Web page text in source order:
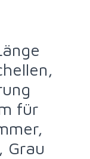
für
Grau